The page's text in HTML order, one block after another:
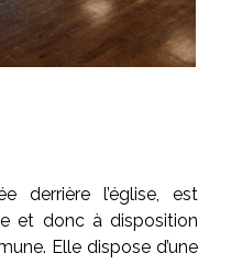
derrière l’église, est
et donc à disposition
Elle dispose d’une